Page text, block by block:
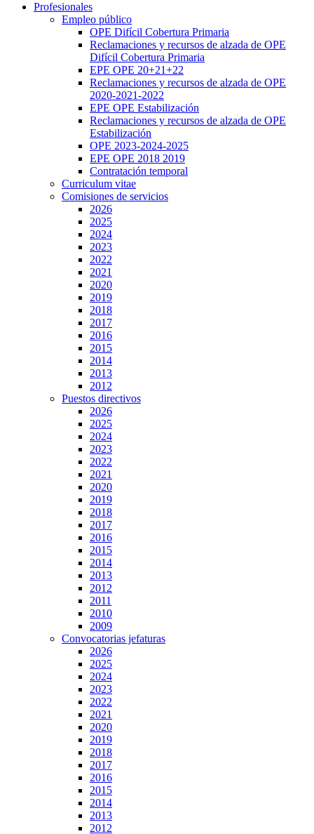
Profesionales
Empleo público
OPE Difícil Cobertura Primaria
Reclamaciones y recursos de alzada de OPE
Difícil Cobertura Primaria
EPE OPE 20+21+22
Reclamaciones y recursos de alzada de OPE
2020-2021-2022
EPE OPE Estabilización
Reclamaciones y recursos de alzada de OPE
Estabilización
OPE 2023-2024-2025
EPE OPE 2018 2019
Contratación temporal
Curriculum vitae
Comisiones de servicios
2026
2025
2024
2023
2022
2021
2020
2019
2018
2017
2016
2015
2014
2013
2012
Puestos directivos
2026
2025
2024
2023
2022
2021
2020
2019
2018
2017
2016
2015
2014
2013
2012
2011
2010
2009
Convocatorias jefaturas
2026
2025
2024
2023
2022
2021
2020
2019
2018
2017
2016
2015
2014
2013
2012